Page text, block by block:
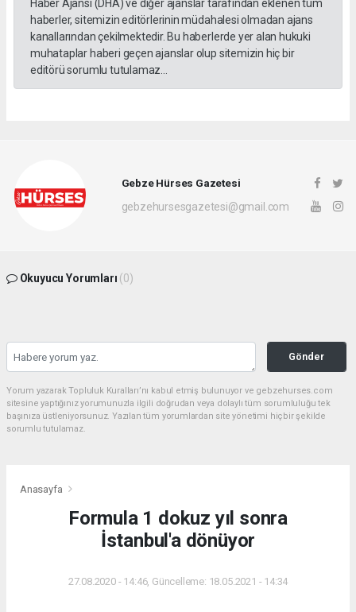
Haber Ajansı (DHA) ve diğer ajanslar tarafından eklenen tüm
haberler, sitemizin editörlerinin müdahalesi olmadan ajans
kanallarından çekilmektedir. Bu haberlerde yer alan hukuki
muhataplar haberi geçen ajanslar olup sitemizin hiç bir
editörü sorumlu tutulamaz...
Gebze Hürses Gazetesi
gebzehursesgazetesi@gmail.com
Okuyucu Yorumları (0)
Gönder
Yorum yazarak Topluluk Kuralları’nı kabul etmiş bulunuyor ve gebzehurses.com
sitesine yaptığınız yorumunuzla ilgili doğrudan veya dolaylı tüm sorumluluğu tek
başınıza üstleniyorsunuz. Yazılan tüm yorumlardan site yönetimi hiçbir şekilde
sorumlu tutulamaz.
Anasayfa
Formula 1 dokuz yıl sonra
İstanbul'a dönüyor
27.08.2020 - 14:46, Güncelleme: 18.05.2021 - 14:34